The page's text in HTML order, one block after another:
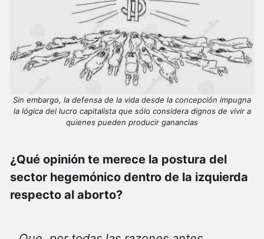
Sin embargo, la defensa de la vida desde la concepción impugna
la lógica del lucro capitalista que sólo considera dignos de vivir a
quienes pueden producir ganancias
¿Qué opinión te merece la postura del
sector hegemónico dentro de la izquierda
respecto al aborto?